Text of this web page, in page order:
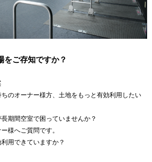
をご存知ですか？
ちのオーナー様方、土地をもっと有効利用したい
期間空室で困っていませんか？
様へご質問です。
用できていますか？